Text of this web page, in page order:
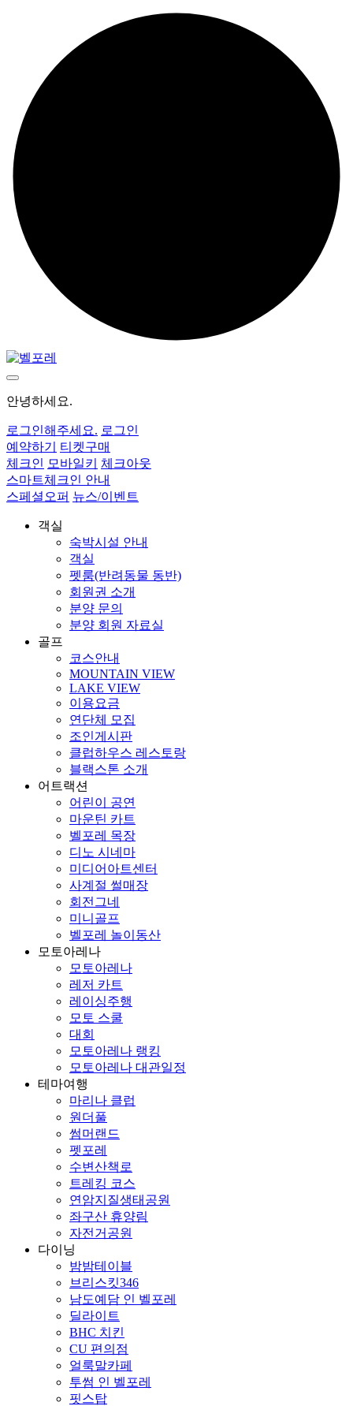
안녕하세요.
로그인해주세요. 로그인
예약하기
티켓구매
체크인 모바일키
체크아웃
스마트체크인 안내
스페셜오퍼 뉴스/이벤트
객실
숙박시설 안내
객실
펫룸(반려동물 동반)
회원권 소개
분양 문의
분양 회원 자료실
골프
코스안내
MOUNTAIN VIEW
LAKE VIEW
이용요금
연단체 모집
조인게시판
클럽하우스 레스토랑
블랙스톤 소개
어트랙션
어린이 공연
마운틴 카트
벨포레 목장
디노 시네마
미디어아트센터
사계절 썰매장
회전그네
미니골프
벨포레 놀이동산
모토아레나
모토아레나
레저 카트
레이싱주행
모토 스쿨
대회
모토아레나 랭킹
모토아레나 대관일정
테마여행
마리나 클럽
원더풀
썸머랜드
펫포레
수변산책로
트레킹 코스
연암지질생태공원
좌구산 휴양림
자전거공원
다이닝
밤밤테이블
브리스킷346
남도예담 인 벨포레
딜라이트
BHC 치킨
CU 편의점
얼룩말카페
투썸 인 벨포레
핏스탑